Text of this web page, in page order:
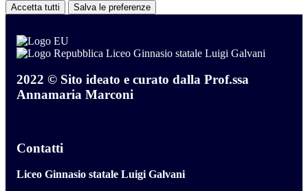
Accetta tutti Salva le preferenze
Liceo Ginnasio statale Luigi Galvani
2022 © Sito ideato e curato dalla Prof.ssa
Annamaria Marconi
Contatti
Liceo Ginnasio statale Luigi Galvani